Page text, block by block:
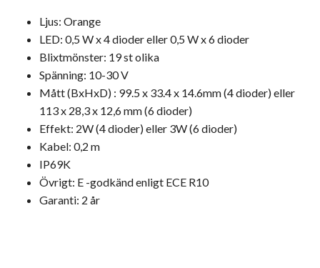
Ljus: Orange
LED: 0,5 W x 4 dioder eller 0,5 W x 6 dioder
Blixtmönster: 19 st olika
Spänning: 10-30 V
Mått (BxHxD) : 99.5 x 33.4 x 14.6mm (4 dioder) eller
113 x 28,3 x 12,6 mm (6 dioder)
Effekt: 2W (4 dioder) eller 3W (6 dioder)
Kabel: 0,2 m
IP69K
Övrigt: E -godkänd enligt ECE R10
Garanti: 2 år